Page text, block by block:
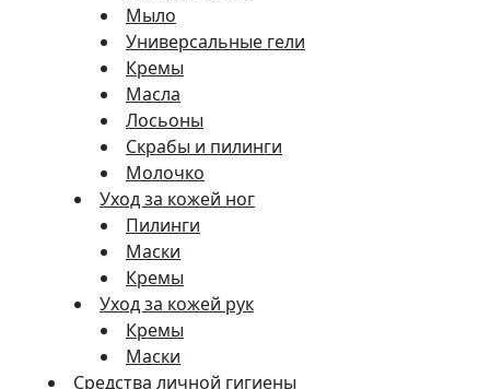
Мыло
Универсальные гели
Кремы
Масла
Лосьоны
Скрабы и пилинги
Молочко
Уход за кожей ног
Пилинги
Маски
Кремы
Уход за кожей рук
Кремы
Маски
Средства личной гигиены